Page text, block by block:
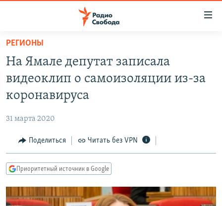
упрощенного
доступа
основному
Вернутся
Вернутся
поиску
МНЕНИЯ
КУЛЬТУРА
КАВКАЗ.РЕАЛИИ
СЕВЕР.РЕАЛИИ
РЕГИОНЫ
На Ямале депутат записала
видеоклип о самоизоляции из-за
коронавируса
31 марта 2020
Поделиться Читать без VPN
Приоритетный источник в Google